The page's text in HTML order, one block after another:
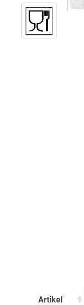
Artikel